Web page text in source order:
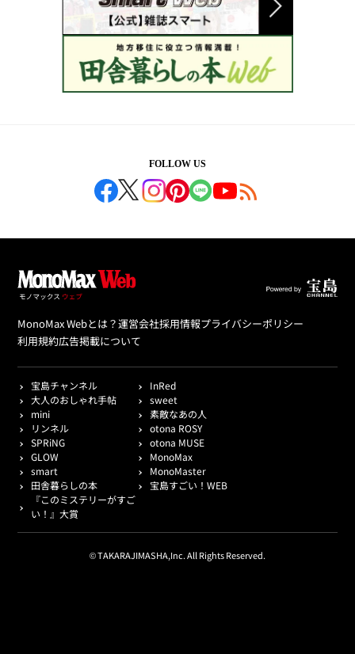
FOLLOW US
MonoMax Webとは？運営会社採用情報プライバシーポリシー
利用規約広告掲載について
宝島チャンネル
InRed
大人のおしゃれ手帖
sweet
mini
素敵なあの人
リンネル
otona ROSY
SPRiNG
otona MUSE
GLOW
MonoMax
smart
MonoMaster
田舎暮らしの本
宝島すごい！WEB
『このミステリーがすご
い！』大賞
© TAKARAJIMASHA,Inc. All Rights Reserved.